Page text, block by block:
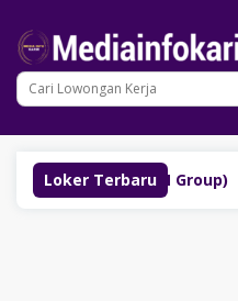
konten
Loker Terbaru
(SM Group)